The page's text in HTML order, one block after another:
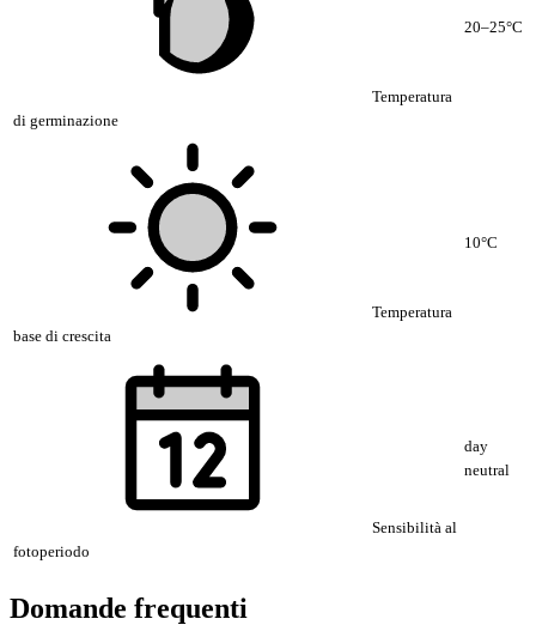
Temperatura
di germinazione
20–25°C
Temperatura
base di crescita
10°C
Sensibilità al
fotoperiodo
day
neutral
Domande frequenti